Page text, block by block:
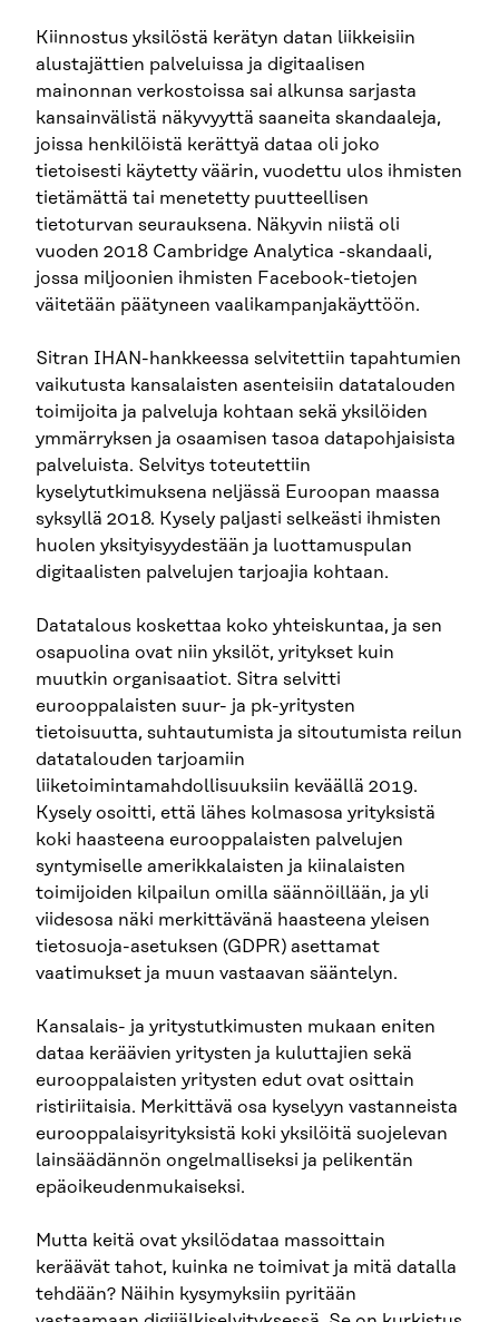
Kiinnostus yksilöstä kerätyn datan liikkeisiin
alustajättien palveluissa ja digitaalisen
mainonnan verkostoissa sai alkunsa sarjasta
kansainvälistä näkyvyyttä saaneita skandaaleja,
joissa henkilöistä kerättyä dataa oli joko
tietoisesti käytetty väärin, vuodettu ulos ihmisten
tietämättä tai menetetty puutteellisen
tietoturvan seurauksena. Näkyvin niistä oli
vuoden 2018 Cambridge Analytica -skandaali,
jossa miljoonien ihmisten Facebook-tietojen
väitetään päätyneen vaalikampanjakäyttöön.
Sitran IHAN-hankkeessa selvitettiin tapahtumien
vaikutusta kansalaisten asenteisiin datatalouden
toimijoita ja palveluja kohtaan sekä yksilöiden
ymmärryksen ja osaamisen tasoa datapohjaisista
palveluista. Selvitys toteutettiin
kyselytutkimuksena neljässä Euroopan maassa
syksyllä 2018. Kysely paljasti selkeästi ihmisten
huolen yksityisyydestään ja luottamuspulan
digitaalisten palvelujen tarjoajia kohtaan.
Datatalous koskettaa koko yhteiskuntaa, ja sen
osapuolina ovat niin yksilöt, yritykset kuin
muutkin organisaatiot. Sitra selvitti
eurooppalaisten suur- ja pk-yritysten
tietoisuutta, suhtautumista ja sitoutumista reilun
datatalouden tarjoamiin
liiketoimintamahdollisuuksiin keväällä 2019.
Kysely osoitti, että lähes kolmasosa yrityksistä
koki haasteena eurooppalaisten palvelujen
syntymiselle amerikkalaisten ja kiinalaisten
toimijoiden kilpailun omilla säännöillään, ja yli
viidesosa näki merkittävänä haasteena yleisen
tietosuoja-asetuksen (GDPR) asettamat
vaatimukset ja muun vastaavan sääntelyn.
Kansalais- ja yritystutkimusten mukaan eniten
dataa keräävien yritysten ja kuluttajien sekä
eurooppalaisten yritysten edut ovat osittain
ristiriitaisia. Merkittävä osa kyselyyn vastanneista
eurooppalaisyrityksistä koki yksilöitä suojelevan
lainsäädännön ongelmalliseksi ja pelikentän
epäoikeudenmukaiseksi.
Mutta keitä ovat yksilödataa massoittain
keräävät tahot, kuinka ne toimivat ja mitä datalla
tehdään? Näihin kysymyksiin pyritään